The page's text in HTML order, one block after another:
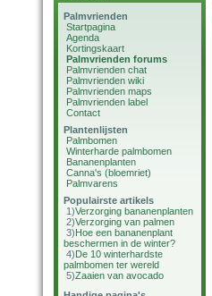
Palmvrienden
Startpagina
Agenda
Kortingskaart
Palmvrienden forums
Palmvrienden chat
Palmvrienden wiki
Palmvrienden maps
Palmvrienden label
Contact
Plantenlijsten
Palmbomen
Winterharde palmbomen
Bananenplanten
Canna's (bloemriet)
Palmvarens
Populairste artikels
1)Verzorging bananenplanten
2)Verzorging van palmen
3)Hoe een bananenplant
beschermen in de winter?
4)De 10 winterhardste
palmbomen ter wereld
5)Zaaien van avocado